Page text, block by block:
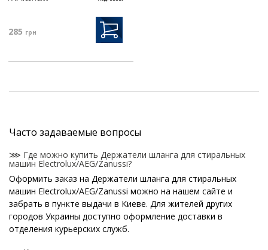
285 грн
Часто задаваемые вопросы
⋙ Где можно купить Держатели шланга для стиральных
машин Electrolux/AEG/Zanussi?
Оформить заказ на Держатели шланга для стиральных
машин Electrolux/AEG/Zanussi можно на нашем сайте и
забрать в пункте выдачи в Киеве. Для жителей других
городов Украины доступно оформление доставки в
отделения курьерских служб.